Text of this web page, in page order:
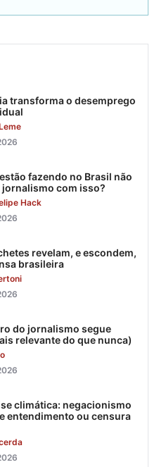
transforma o desemprego
fazendo no Brasil não
jornalismo com isso?
Hack
revelam, e escondem,
brasileira
do jornalismo segue
relevante do que nunca)
climática: negacionismo
entendimento ou censura